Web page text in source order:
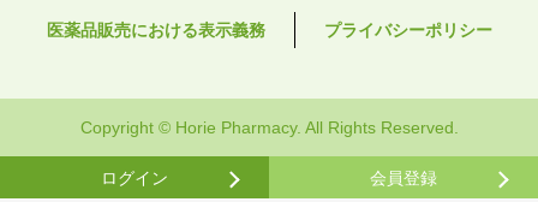
医薬品販売における表示義務 プライバシーポリシー
Copyright © Horie Pharmacy. All Rights Reserved.
ログイン 会員登録